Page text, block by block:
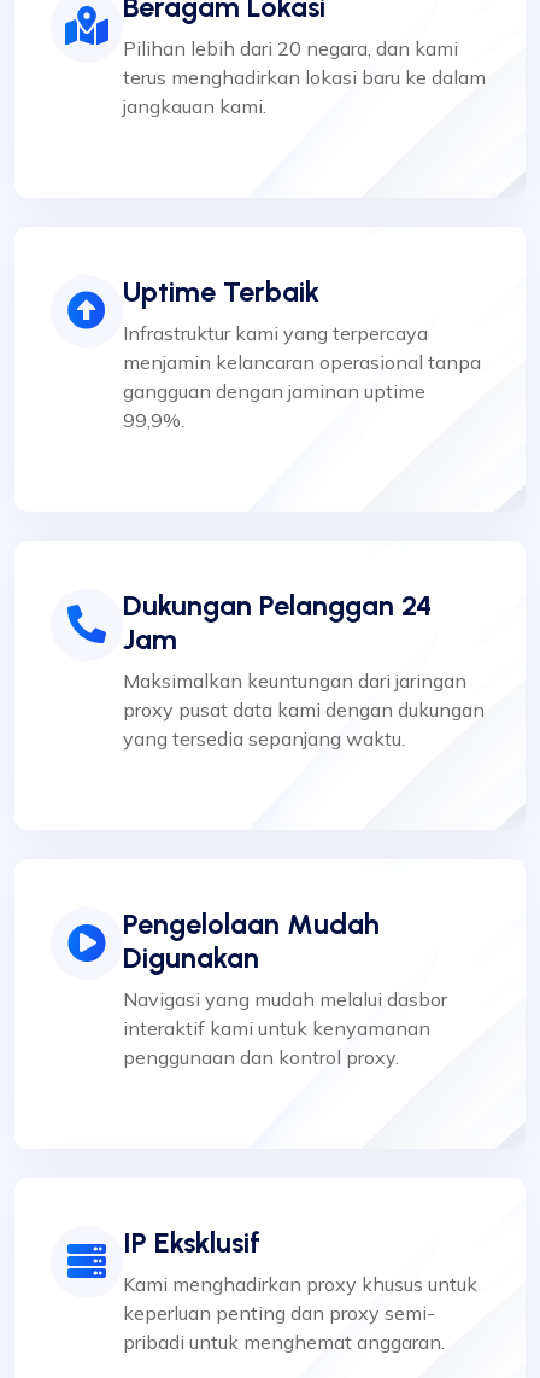
Beragam Lokasi
Pilihan lebih dari 20 negara, dan kami
terus menghadirkan lokasi baru ke dalam
jangkauan kami.
Uptime Terbaik
Infrastruktur kami yang terpercaya
menjamin kelancaran operasional tanpa
gangguan dengan jaminan uptime
99,9%.
Dukungan Pelanggan 24
Jam
Maksimalkan keuntungan dari jaringan
proxy pusat data kami dengan dukungan
yang tersedia sepanjang waktu.
Pengelolaan Mudah
Digunakan
Navigasi yang mudah melalui dasbor
interaktif kami untuk kenyamanan
penggunaan dan kontrol proxy.
IP Eksklusif
Kami menghadirkan proxy khusus untuk
keperluan penting dan proxy semi-
pribadi untuk menghemat anggaran.